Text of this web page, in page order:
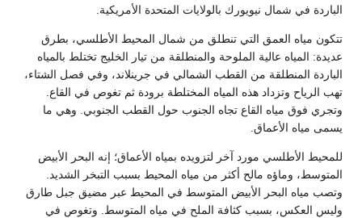
الباردة في شمال نيويورك بالولايات المتحدة الأمريكية.
تتكون مياه العمق التي تنطلق من شمال المحيط الأطلسي، بطرق
عديدة: المياه عالية الملوحة والمنطلقة من تيار الخليج تختلط بالمياه
الباردة المنطلقة من القطب الشمالي في جرينلاند، وفي فصل الشتاء،
تهب الرياح وتزداد هذه المياه المختلطة برودة ثم تغوص في القاع.
وتجري فوق مياه القاع تجاه الجنوب حول القطب الجنوبي. وهي ما
يسمى مياه الأعماق.
للمحيط الأطلسي مورد آخر لتزويده بمياه الأعماق؛ إنه البحر الأبيض
المتوسط، وماؤه مالح أكثر من مياه المحيط بسبب التبخر الشديد.
وتصب مياه البحر الأبيض المتوسط في المحيط عبر مضيق جبل طارق
وليس العكس، بسبب كثافة الملح في مياه المتوسط. وتغوص في